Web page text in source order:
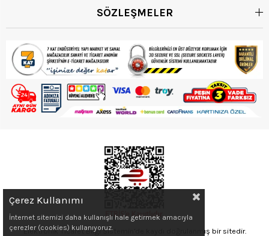
SÖZLEŞMELER
Elektronik Ticaret Bilgi Sistemin'de kaydı doğrulanmış bir sitedir.
Çerez Kullanımı
İnternet sitemizi daha kullanışlı hale getirmek amacıyla
çerezler (cookies) kullanıyoruz.